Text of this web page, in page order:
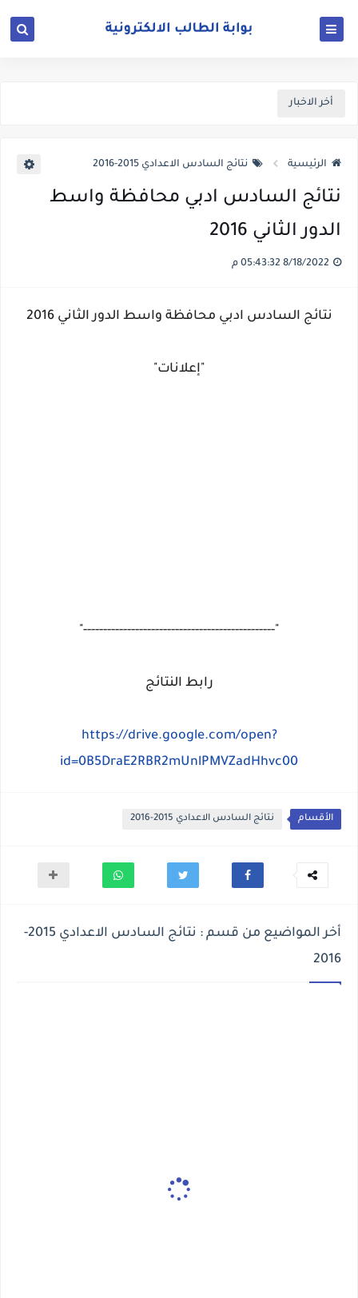
أخر الاخبار
الرئيسية نتائج السادس الاعدادي 2015-2016
نتائج السادس ادبي محافظة واسط
الدور الثاني 2016
نتائج السادس ادبي محافظة واسط الدور الثاني 2016
"إعلانات"
"------------------------------------------------"
رابط النتائج
https://drive.google.com/open?
id=0B5DraE2RBR2mUnlPMVZadHhvc00
الأقسام نتائج السادس الاعدادي 2015-2016
أخر المواضيع من قسم : نتائج السادس الاعدادي 2015-
2016